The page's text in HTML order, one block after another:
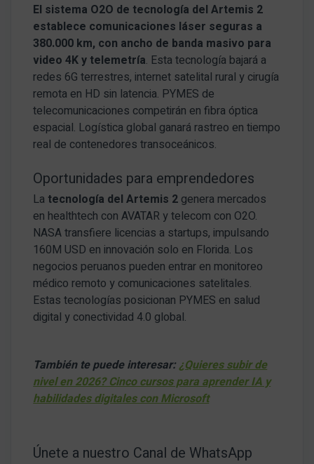
El sistema O2O de tecnología del Artemis 2
establece comunicaciones láser seguras a
380.000 km, con ancho de banda masivo para
video 4K y telemetría. Esta tecnología bajará a
redes 6G terrestres, internet satelital rural y cirugía
remota en HD sin latencia. PYMES de
telecomunicaciones competirán en fibra óptica
espacial. Logística global ganará rastreo en tiempo
real de contenedores transoceánicos.
Oportunidades para emprendedores
La tecnología del Artemis 2 genera mercados
en healthtech con AVATAR y telecom con O2O.
NASA transfiere licencias a startups, impulsando
160M USD en innovación solo en Florida. Los
negocios peruanos pueden entrar en monitoreo
médico remoto y comunicaciones satelitales.
Estas tecnologías posicionan PYMES en salud
digital y conectividad 4.0 global.
También te puede interesar:¿Quieres subir de
nivel en 2026? Cinco cursos para aprender IA y
habilidades digitales con Microsoft
Únete a nuestro Canal de WhatsApp